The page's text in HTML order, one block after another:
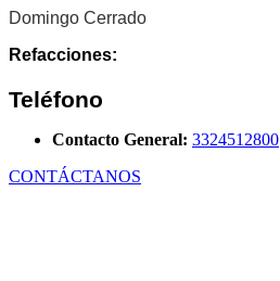
Domingo Cerrado
Refacciones:
Teléfono
Contacto General: 3324512800
CONTÁCTANOS